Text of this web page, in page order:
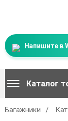
Напишите в
Каталог
Багажники